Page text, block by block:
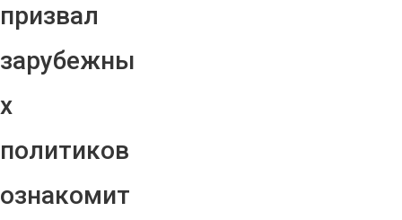
призвал
зарубежны
х
политиков
ознакомит